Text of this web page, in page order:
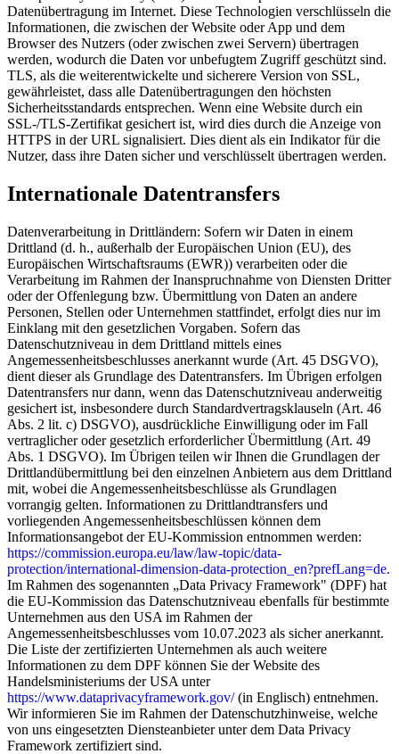
Datenübertragung im Internet. Diese Technologien verschlüsseln die
Informationen, die zwischen der Website oder App und dem
Browser des Nutzers (oder zwischen zwei Servern) übertragen
werden, wodurch die Daten vor unbefugtem Zugriff geschützt sind.
TLS, als die weiterentwickelte und sicherere Version von SSL,
gewährleistet, dass alle Datenübertragungen den höchsten
Sicherheitsstandards entsprechen. Wenn eine Website durch ein
SSL-/TLS-Zertifikat gesichert ist, wird dies durch die Anzeige von
HTTPS in der URL signalisiert. Dies dient als ein Indikator für die
Nutzer, dass ihre Daten sicher und verschlüsselt übertragen werden.
Internationale Datentransfers
Datenverarbeitung in Drittländern: Sofern wir Daten in einem
Drittland (d. h., außerhalb der Europäischen Union (EU), des
Europäischen Wirtschaftsraums (EWR)) verarbeiten oder die
Verarbeitung im Rahmen der Inanspruchnahme von Diensten Dritter
oder der Offenlegung bzw. Übermittlung von Daten an andere
Personen, Stellen oder Unternehmen stattfindet, erfolgt dies nur im
Einklang mit den gesetzlichen Vorgaben. Sofern das
Datenschutzniveau in dem Drittland mittels eines
Angemessenheitsbeschlusses anerkannt wurde (Art. 45 DSGVO),
dient dieser als Grundlage des Datentransfers. Im Übrigen erfolgen
Datentransfers nur dann, wenn das Datenschutzniveau anderweitig
gesichert ist, insbesondere durch Standardvertragsklauseln (Art. 46
Abs. 2 lit. c) DSGVO), ausdrückliche Einwilligung oder im Fall
vertraglicher oder gesetzlich erforderlicher Übermittlung (Art. 49
Abs. 1 DSGVO). Im Übrigen teilen wir Ihnen die Grundlagen der
Drittlandübermittlung bei den einzelnen Anbietern aus dem Drittland
mit, wobei die Angemessenheitsbeschlüsse als Grundlagen
vorrangig gelten. Informationen zu Drittlandtransfers und
vorliegenden Angemessenheitsbeschlüssen können dem
Informationsangebot der EU-Kommission entnommen werden:
https://commission.europa.eu/law/law-topic/data-
protection/international-dimension-data-protection_en?prefLang=de.
Im Rahmen des sogenannten „Data Privacy Framework" (DPF) hat
die EU-Kommission das Datenschutzniveau ebenfalls für bestimmte
Unternehmen aus den USA im Rahmen der
Angemessenheitsbeschlusses vom 10.07.2023 als sicher anerkannt.
Die Liste der zertifizierten Unternehmen als auch weitere
Informationen zu dem DPF können Sie der Website des
Handelsministeriums der USA unter
https://www.dataprivacyframework.gov/(in Englisch) entnehmen.
Wir informieren Sie im Rahmen der Datenschutzhinweise, welche
von uns eingesetzten Diensteanbieter unter dem Data Privacy
Framework zertifiziert sind.